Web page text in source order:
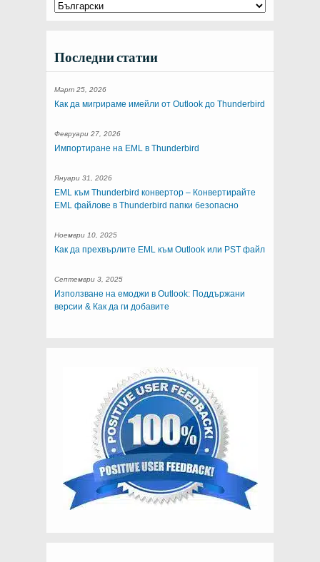
Последни статии
Март 25, 2026
Как да мигрираме имейли от Outlook до Thunderbird
Февруари 27, 2026
Импортиране на EML в Thunderbird
Януари 31, 2026
EML към Thunderbird конвертор – Конвертирайте
EML файлове в Thunderbird папки безопасно
Ноември 10, 2025
Как да прехвърлите EML към Outlook или PST файл
Септември 3, 2025
Използване на емоджи в Outlook: Поддържани
версии & Как да ги добавите